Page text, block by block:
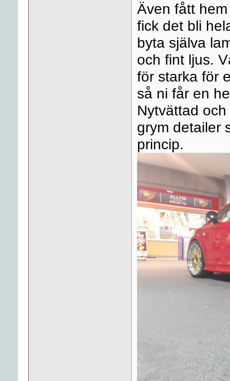
Även fått
fick det bli
byta själva
och fint ljus.
för starka för
så ni får en
Nytvättad
grym detailer
princip.